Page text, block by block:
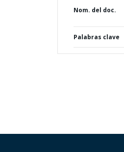
Nom. del doc.
Palabras clave